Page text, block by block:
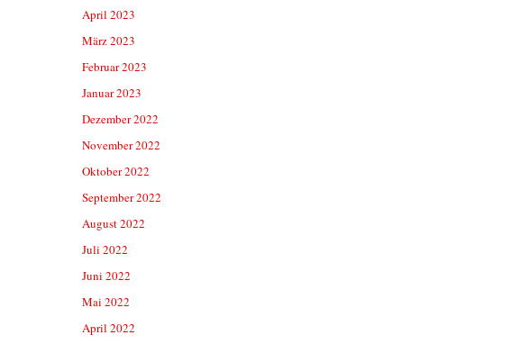
April 2023
März 2023
Februar 2023
Januar 2023
Dezember 2022
November 2022
Oktober 2022
September 2022
August 2022
Juli 2022
Juni 2022
Mai 2022
April 2022